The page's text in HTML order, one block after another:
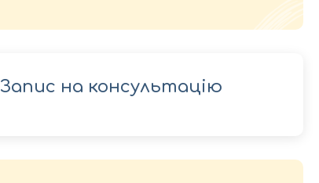
Запис на консультацію